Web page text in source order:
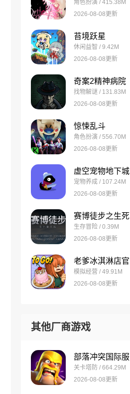
角色扮演 / 415.38M
2026-08-08更新
苔境跃星
休闲益智 / 9.42M
2026-08-08更新
奇案2精神病院
找物解谜 / 131.83M
2026-08-08更新
惊悚乱斗
角色扮演 / 556.70M
2026-08-08更新
虚空宠物地下城
宠物养成 / 107.24M
2026-08-08更新
生存冒险 / 0.39M
2026-08-08更新
模拟经营 / 49.91M
2026-08-08更新
其他厂商游戏
关卡塔防 / 664.29M
2026-08-08更新